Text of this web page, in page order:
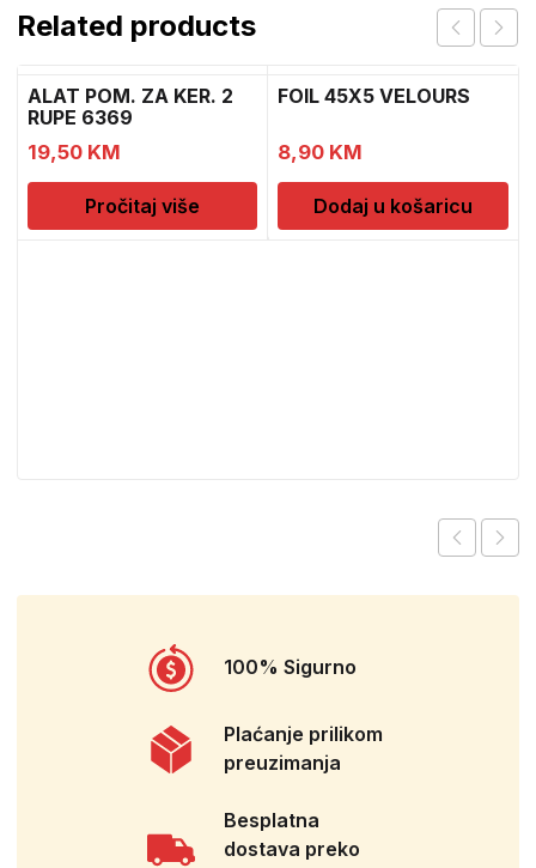
Related products
ALAT POM. ZA KER. 2
RUPE 6369
19,50 KM
Pročitaj više
FOIL 45X5 VELOURS
8,90 KM
Dodaj u košaricu
100% Sigurno
Plaćanje prilikom
preuzimanja
Besplatna
dostava preko